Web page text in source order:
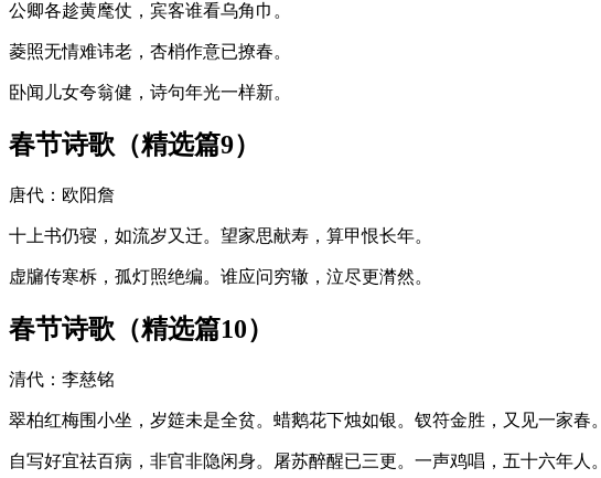
公卿各趁黄麾仗，宾客谁看乌角巾。
菱照无情难讳老，杏梢作意已撩春。
卧闻儿女夸翁健，诗句年光一样新。
春节诗歌（精选篇9）
唐代：欧阳詹
十上书仍寝，如流岁又迁。望家思献寿，算甲恨长年。
虚牖传寒柝，孤灯照绝编。谁应问穷辙，泣尽更潸然。
春节诗歌（精选篇10）
清代：李慈铭
翠柏红梅围小坐，岁筵未是全贫。蜡鹅花下烛如银。钗符金胜，又见一家春。
自写好宜祛百病，非官非隐闲身。屠苏醉醒已三更。一声鸡唱，五十六年人。